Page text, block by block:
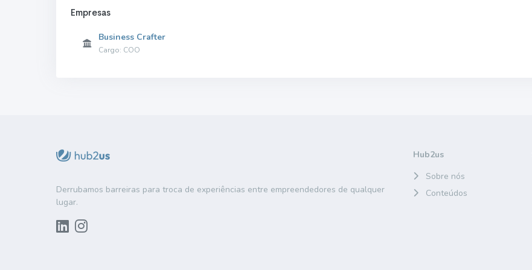
Empresas
Business Crafter
Cargo: COO
Derrubamos barreiras para troca de experiências entre empreendedores de qualquer
lugar.
Hub2us
Sobre nós
Conteúdos